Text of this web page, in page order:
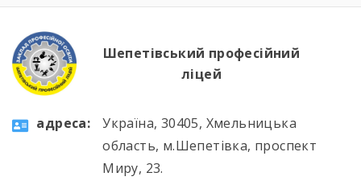
Шепетівський професійний
ліцей
aдресa:
Україна, 30405, Хмельницька
область, м.Шепетівка, проспект
Миру, 23.